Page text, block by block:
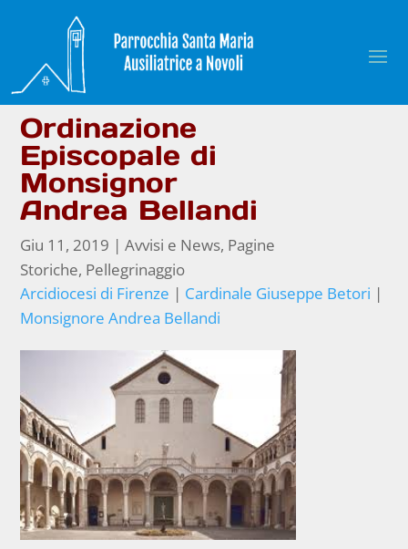
Ordinazione
Episcopale di
Monsignor
Andrea Bellandi
Giu 11, 2019 |Avvisi e News, Pagine
Storiche, Pellegrinaggio
Arcidiocesi di Firenze | Cardinale Giuseppe Betori |
Monsignore Andrea Bellandi